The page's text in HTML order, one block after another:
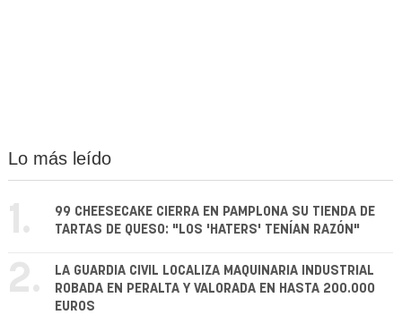
Lo más leído
1.
99 CHEESECAKE CIERRA EN PAMPLONA SU TIENDA DE
TARTAS DE QUESO: "LOS 'HATERS' TENÍAN RAZÓN"
2.
LA GUARDIA CIVIL LOCALIZA MAQUINARIA INDUSTRIAL
ROBADA EN PERALTA Y VALORADA EN HASTA 200.000
EUROS